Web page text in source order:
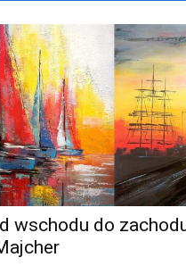
wschodu do